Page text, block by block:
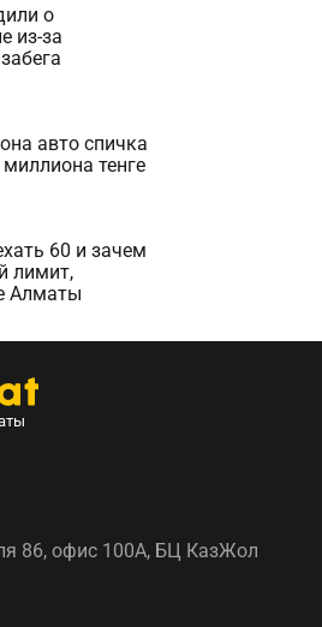
о
из-за
авто спичка
тенге
60 и зачем
лимит,
Алматы
86, офис 100А, БЦ КазЖол